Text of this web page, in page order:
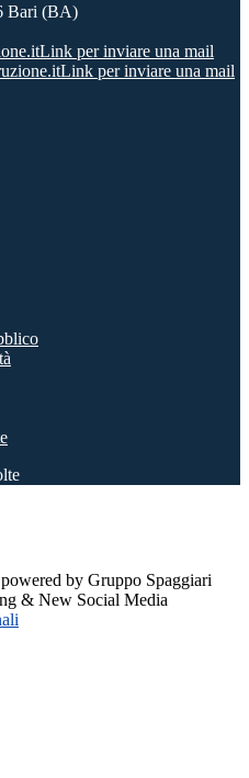
Bari (BA)
Link per inviare una mail
Link per inviare una mail
by Gruppo Spaggiari
& New Social Media